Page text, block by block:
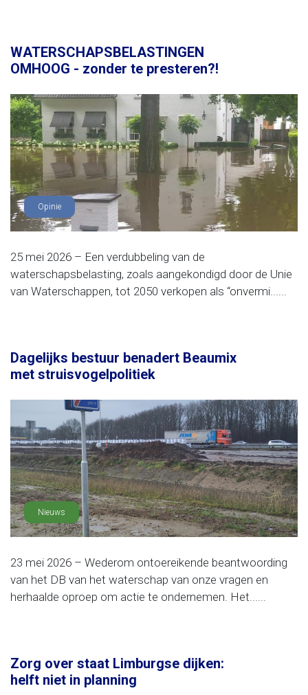
WATERSCHAPSBELASTINGEN
OMHOOG - zonder te presteren?!
Opinie
25 mei 2026 – Een verdubbeling van de
waterschapsbelasting, zoals aangekondigd door de Unie
van Waterschappen, tot 2050 verkopen als “onvermi......
Dagelijks bestuur benadert Beaumix
met struisvogelpolitiek
Nieuws
23 mei 2026 – Wederom ontoereikende beantwoording
van het DB van het waterschap van onze vragen en
herhaalde oproep om actie te ondernemen. Het......
Zorg over staat Limburgse dijken:
helft niet in planning